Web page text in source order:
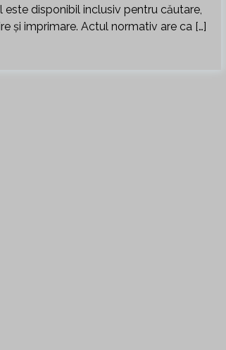
este disponibil inclusiv pentru căutare,
şi imprimare. Actul normativ are ca […]